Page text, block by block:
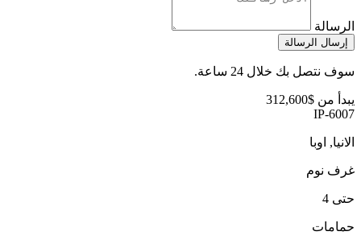
الرسالة
إرسال الرسالة
سوف نتصل بك خلال 24 ساعة.
يبدأ من $312,600
IP-6007
الانيا, اوبا
غرف نوم
حتى 4
حمامات